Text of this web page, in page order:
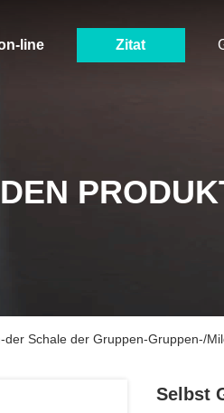
line Zitat
Schale der Gruppen-Gruppen-/
Selbst